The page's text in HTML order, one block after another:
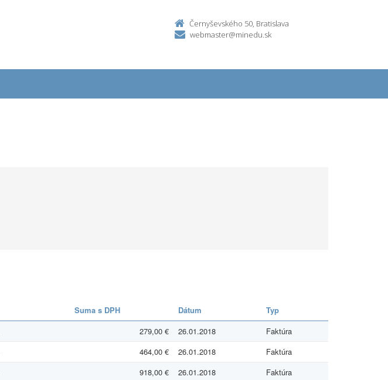
Černyševského 50, Bratislava
webmaster@minedu.sk
Suma s DPH Dátum
Typ
279,00 € 26.01.2018
Faktúra
464,00 € 26.01.2018
Faktúra
918,00 € 26.01.2018
Faktúra